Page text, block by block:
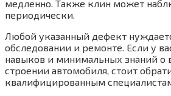
медленно. Также клин может
периодически.
Любой указанный дефект
обследовании и ремонте. Если у
навыков и минимальных знаний о
строении автомобиля, стоит
квалифицированным